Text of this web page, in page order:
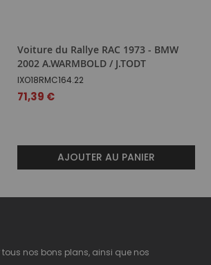
Voiture du Rallye RAC 1973 - BMW
2002 A.WARMBOLD / J.TODT
IXO18RMC164.22
71,39 €
AJOUTER AU PANIER
nos bons plans, ainsi que nos